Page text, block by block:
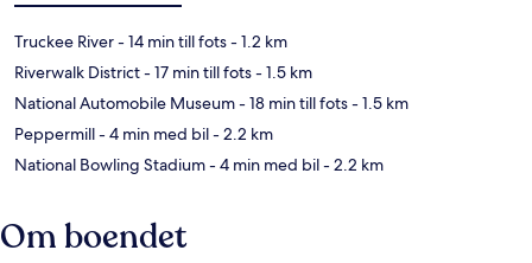
Truckee River- 14 min till fots- 1.2 km
Riverwalk District- 17 min till fots- 1.5 km
National Automobile Museum- 18 min till fots- 1.5 km
Peppermill- 4 min med bil- 2.2 km
National Bowling Stadium- 4 min med bil- 2.2 km
Om boendet